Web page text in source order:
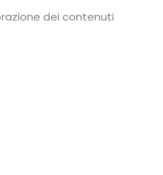
dei contenuti